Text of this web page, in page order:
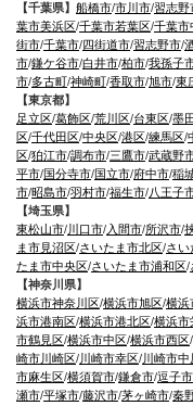
【千葉県】 船橋市/市川市/習志野
葉市美浜区/千葉市若葉区/千葉市
街市/千葉市/四街道市/習志野市/
市/鎌ケ谷市/白井市/柏市/我孫子
市/多古町/神崎町/香取市/旭市/東
【東京都】
足立区/葛飾区/荒川区/台東区/墨
区/千代田区/中央区/港区/練馬区/
区/狛江市/調布市/三鷹市/武蔵野
平市/国分寺市/国立市/府中市/稲
市/昭島市/羽村市/福生市/八王子
【埼玉県】
東松山市/川口市/入間市/所沢市/
ま市見沼区/さいたま市北区/さい
たま市中央区/さいたま市浦和区/
【神奈川県】
横浜市神奈川区/横浜市旭区/横浜
浜市港南区/横浜市港北区/横浜市
市鶴見区/横浜市中区/横浜市西区/
崎市川崎区/川崎市幸区/川崎市中
市麻生区/横須賀市/鎌倉市/逗子市
瀬市/平塚市/藤沢市/茅ヶ崎市/秦